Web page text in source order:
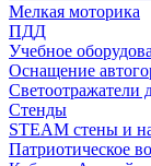
Мелкая моторика
ПДД
Учебное
Оснащение
Светоотражатели
Стенды
STEAM стены и
Патриотическое